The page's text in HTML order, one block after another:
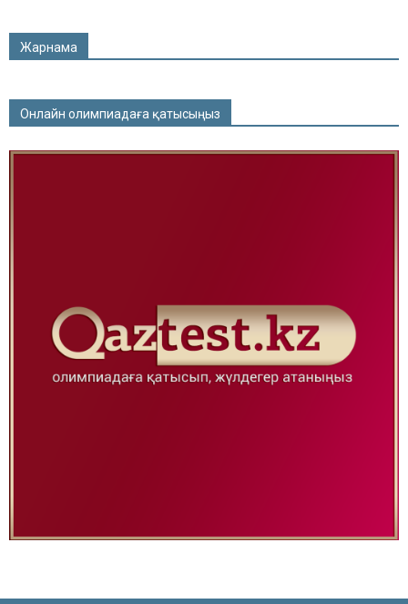
Жарнама
Онлайн олимпиадаға қатысыңыз